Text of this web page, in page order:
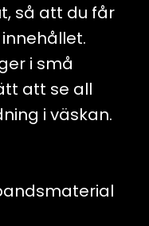
så att du får
i små
att se all
i väskan.